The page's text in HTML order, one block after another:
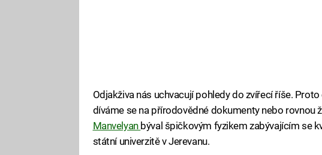
Odjakživa nás uchvacují pohledy do zvířecí říše.
díváme se na přírodovědné dokumenty nebo rovnou
Manvelyan býval špičkovým fyzikem zabývajícím se
státní univerzitě v Jerevanu.